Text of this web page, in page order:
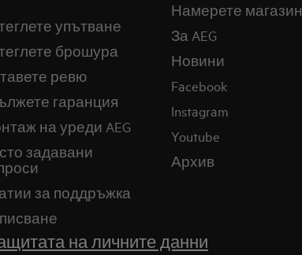
упътване
брошура
ревю
гаранция
на уреди AEG
задавани
за поддръжка
Намерете магазин
За AEG
Новини
Facebook
Instagram
Youtube
Архив
на личните данни